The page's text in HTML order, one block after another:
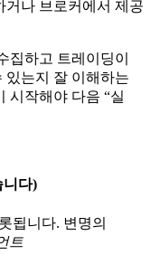
거나 브로커에서 제공
집하고 트레이딩이
있는지 잘 이해하는
시작해야 다음 “실
니다)
됩니다. 변명의
트